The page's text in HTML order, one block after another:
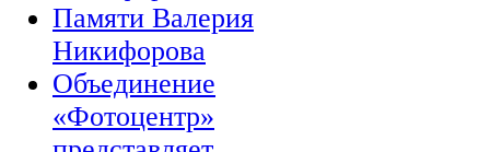
Памяти Валерия
Никифорова
Объединение
«Фотоцентр»